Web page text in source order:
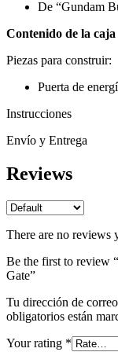
De “Gundam
Contenido de la caja
Piezas para construir:
Puerta de
Instrucciones
Envío y Entrega
Reviews
There are no reviews
Be the first to review
Gate”
Tu dirección de
obligatorios están
Your rating *